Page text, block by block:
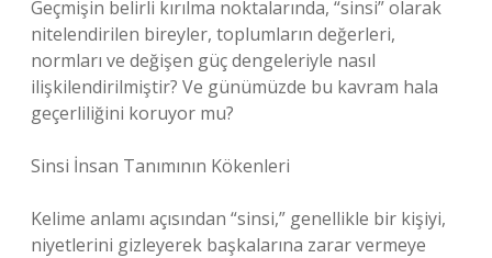
Geçmişin belirli kırılma noktalarında, “sinsi” olarak
nitelendirilen bireyler, toplumların değerleri,
normları ve değişen güç dengeleriyle nasıl
ilişkilendirilmiştir? Ve günümüzde bu kavram hala
geçerliliğini koruyor mu?
Sinsi İnsan Tanımının Kökenleri
Kelime anlamı açısından “sinsi,” genellikle bir kişiyi,
niyetlerini gizleyerek başkalarına zarar vermeye